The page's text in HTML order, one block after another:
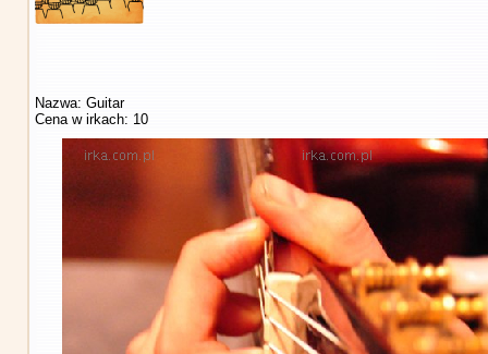
Nazwa: Guitar
Cena w irkach: 10